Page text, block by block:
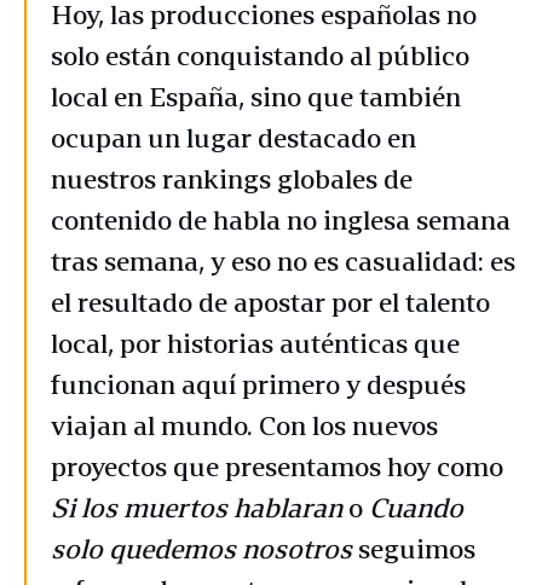
Hoy, las producciones españolas no
solo están conquistando al público
local en España, sino que también
ocupan un lugar destacado en
nuestros rankings globales de
contenido de habla no inglesa semana
tras semana, y eso no es casualidad: es
el resultado de apostar por el talento
local, por historias auténticas que
funcionan aquí primero y después
viajan al mundo. Con los nuevos
proyectos que presentamos hoy como
Si los muertos hablarano Cuando
solo quedemos nosotrosseguimos